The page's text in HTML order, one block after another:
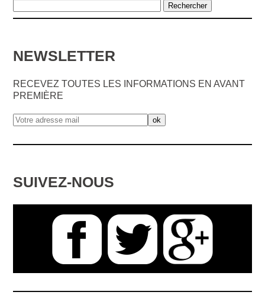
NEWSLETTER
RECEVEZ TOUTES LES INFORMATIONS EN AVANT
PREMIÈRE
SUIVEZ-NOUS